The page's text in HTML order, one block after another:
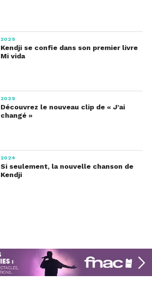
2025
Kendji se confie dans son premier livre
Mi vida
2025
Découvrez le nouveau clip de « J’ai
changé »
2024
Si seulement, la nouvelle chanson de
Kendji